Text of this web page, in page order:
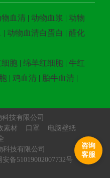
咨询
客服
血清 | 动物血浆 | 动物
| 动物血清白蛋白 | 醛化
胞 | 绵羊红细胞 | 牛红
| 鸡血清 | 胎牛血清 |
技有限公司
素材 口罩
电脑壁纸
科技有限公司
安备51019002007732号